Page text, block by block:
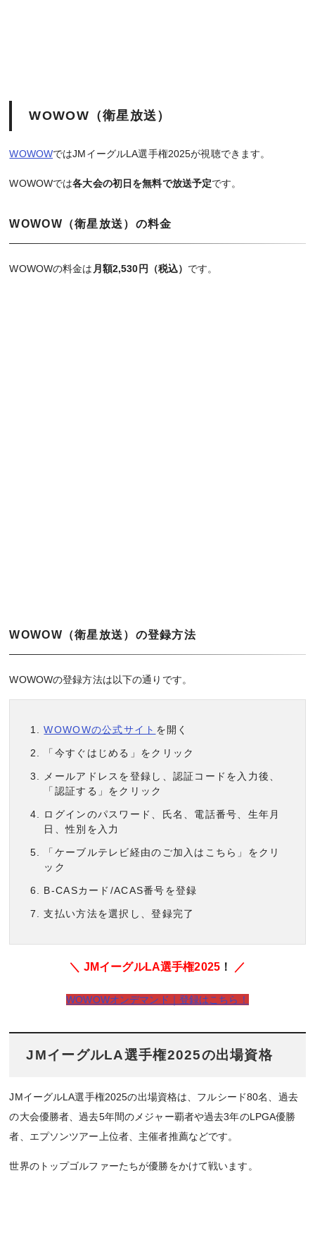
WOWOW（衛星放送）
WOWOWではJMイーグルLA選手権2025が視聴できます。
WOWOWでは各大会の初日を無料で放送予定です。
WOWOW（衛星放送）の料金
WOWOWの料金は 月額2,530円（税込） です。
WOWOW（衛星放送）の登録方法
WOWOWの登録方法は以下の通りです。
WOWOWの公式サイト を開く
「今すぐはじめる」をクリック
メールアドレスを登録し、認証コードを入力後、
「認証する」をクリック
ログインのパスワード、氏名、電話番号、生年月
日、性別を入力
「ケーブルテレビ経由のご加入はこちら」をクリ
ック
B-CASカード/ACAS番号を登録
支払い方法を選択し、登録完了
＼ JMイーグルLA選手権2025 ！ ／
WOWOWオンデマンド｜登録はこちら！
JMイーグルLA選手権2025の出場資格
JMイーグルLA選手権2025の出場資格は、フルシード80名、過去
の大会優勝者、過去5年間のメジャー覇者や過去3年のLPGA優勝
者、エプソンツアー上位者、主催者推薦などです。
世界のトップゴルファーたちが優勝をかけて戦います。